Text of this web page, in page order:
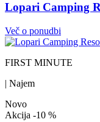
Lopari Camping
Več o ponudbi
FIRST MINUTE
| Najem
Novo
Akcija -10 %